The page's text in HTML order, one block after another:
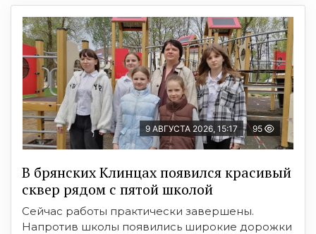
9 АВГУСТА 2026, 15:17 95
В брянских Клинцах появился красивый
сквер рядом с пятой школой
Сейчас работы практически завершены.
Напротив школы появились широкие дорожки